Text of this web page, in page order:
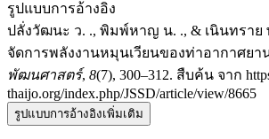
รูปแบบการอ้างอิง
ปลั่งวัฒนะ ว. ., พิมพ์หาญ น. ., & เนินทราย
จัดการพลังงานหมุนเวียนของท่าอากาศยา
พัฒนศาสตร์, 8(7), 300–312. สืบค้น จาก
thaijo.org/index.php/JSSD/article/view/8665
รูปแบบการอ้างอิงเพิ่มเติม